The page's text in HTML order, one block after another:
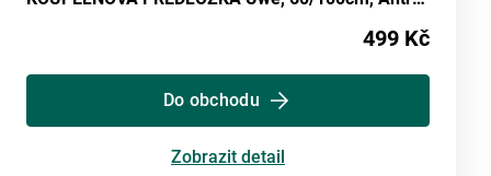
499 Kč
Do obchodu
Zobrazit detail